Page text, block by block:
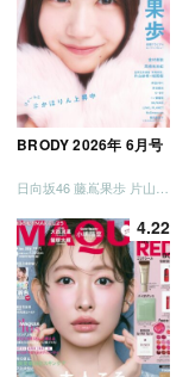
BRODY 2026年 6月号
日向坂46 藤嶌果歩 片山紗希 松尾桜 金村美玖 髙橋未来虹
4.22